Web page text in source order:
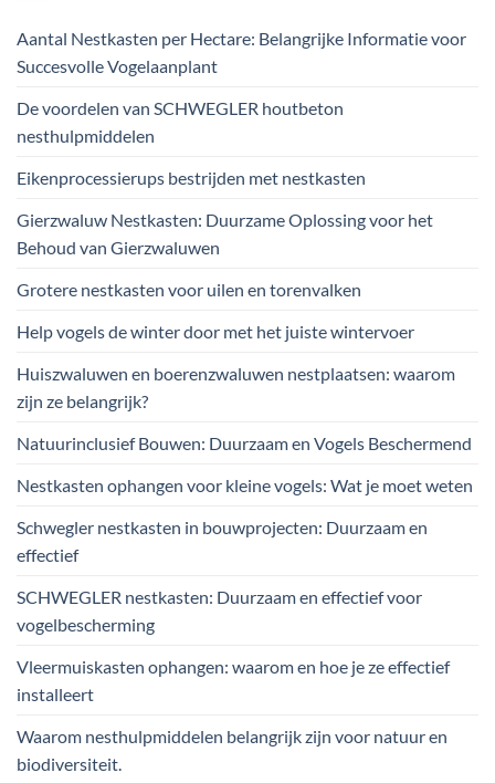
Aantal Nestkasten per Hectare: Belangrijke Informatie voor
Succesvolle Vogelaanplant
De voordelen van SCHWEGLER houtbeton
nesthulpmiddelen
Eikenprocessierups bestrijden met nestkasten
Gierzwaluw Nestkasten: Duurzame Oplossing voor het
Behoud van Gierzwaluwen
Grotere nestkasten voor uilen en torenvalken
Help vogels de winter door met het juiste wintervoer
Huiszwaluwen en boerenzwaluwen nestplaatsen: waarom
zijn ze belangrijk?
Natuurinclusief Bouwen: Duurzaam en Vogels Beschermend
Nestkasten ophangen voor kleine vogels: Wat je moet weten
Schwegler nestkasten in bouwprojecten: Duurzaam en
effectief
SCHWEGLER nestkasten: Duurzaam en effectief voor
vogelbescherming
Vleermuiskasten ophangen: waarom en hoe je ze effectief
installeert
Waarom nesthulpmiddelen belangrijk zijn voor natuur en
biodiversiteit.